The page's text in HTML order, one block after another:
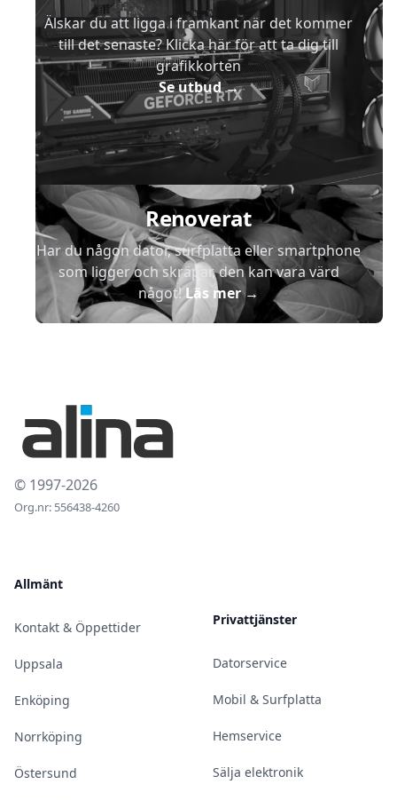
Älskar du att ligga i framkant när det kommer
till det senaste? Klicka här för att ta dig till
grafikkorten
Se utbud→
Renoverat
Har du någon dator, surfplatta eller smartphone
som ligger och skräpar, den kan vara värd
något!Läs mer→
© 1997-2026
Org.nr: 556438-4260
Allmänt
Kontakt & Öppettider
Uppsala
Enköping
Norrköping
Östersund
Privattjänster
Datorservice
Mobil & Surfplatta
Hemservice
Sälja elektronik